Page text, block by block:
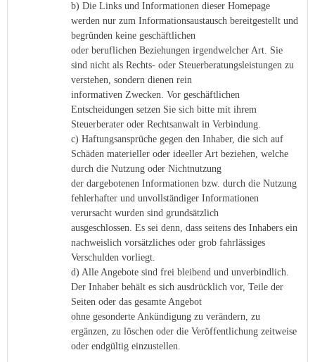
b) Die Links und Informationen dieser Homepage
werden nur zum Informationsaustausch bereitgestellt und
begründen keine geschäftlichen
oder beruflichen Beziehungen irgendwelcher Art. Sie
sind nicht als Rechts- oder Steuerberatungsleistungen zu
verstehen, sondern dienen rein
informativen Zwecken. Vor geschäftlichen
Entscheidungen setzen Sie sich bitte mit ihrem
Steuerberater oder Rechtsanwalt in Verbindung.
c) Haftungsansprüche gegen den Inhaber, die sich auf
Schäden materieller oder ideeller Art beziehen, welche
durch die Nutzung oder Nichtnutzung
der dargebotenen Informationen bzw. durch die Nutzung
fehlerhafter und unvollständiger Informationen
verursacht wurden sind grundsätzlich
ausgeschlossen. Es sei denn, dass seitens des Inhabers ein
nachweislich vorsätzliches oder grob fahrlässiges
Verschulden vorliegt.
d) Alle Angebote sind frei bleibend und unverbindlich.
Der Inhaber behält es sich ausdrücklich vor, Teile der
Seiten oder das gesamte Angebot
ohne gesonderte Ankündigung zu verändern, zu
ergänzen, zu löschen oder die Veröffentlichung zeitweise
oder endgültig einzustellen.